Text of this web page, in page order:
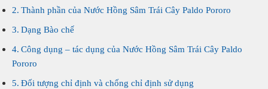
Thành phần của Nước Hồng Sâm Trái Cây Paldo Pororo
Dạng Bào chế
Công dụng – tác dụng của Nước Hồng Sâm Trái Cây Paldo
Pororo
Đối tượng chỉ định và chống chỉ định sử dụng